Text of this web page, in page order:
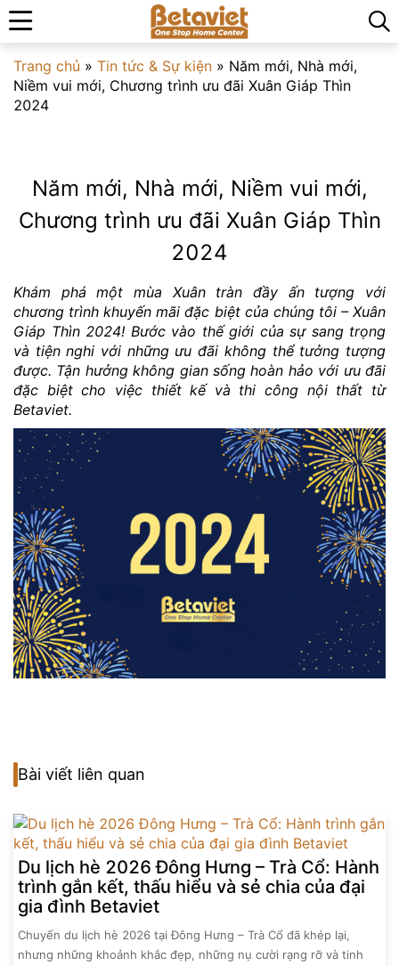
Trang chủ » Tin tức & Sự kiện » Năm mới, Nhà mới,
Niềm vui mới, Chương trình ưu đãi Xuân Giáp Thìn
2024
Năm mới, Nhà mới, Niềm vui mới,
Chương trình ưu đãi Xuân Giáp Thìn
2024
Khám phá một mùa Xuân tràn đầy ấn tượng với
chương trình khuyến mãi đặc biệt của chúng tôi – Xuân
Giáp Thìn 2024! Bước vào thế giới của sự sang trọng
và tiện nghi với những ưu đãi không thể tưởng tượng
được. Tận hưởng không gian sống hoàn hảo với ưu đãi
đặc biệt cho việc thiết kế và thi công nội thất từ
Betaviet.
Bài viết liên quan
Du lịch hè 2026 Đông Hưng – Trà Cổ: Hành
trình gắn kết, thấu hiểu và sẻ chia của đại
gia đình Betaviet
Chuyến du lịch hè 2026 tại Đông Hưng – Trà Cổ đã khép lại,
nhưng những khoảnh khắc đẹp, những nụ cười rạng rỡ và tinh